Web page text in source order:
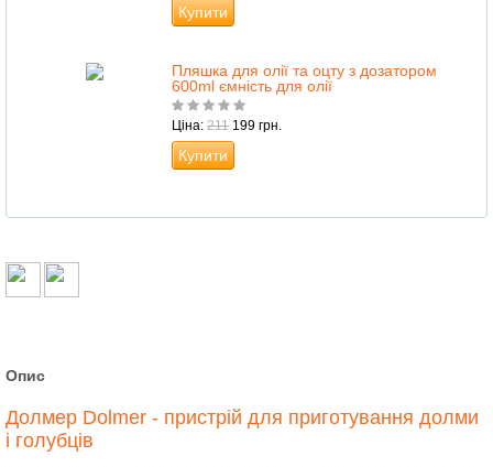
Купити
Пляшка для олії та оцту з дозатором
600ml ємність для олії
Ціна: 211 199 грн.
Купити
Опис
Долмер Dolmer - пристрій для приготування долми
і голубців